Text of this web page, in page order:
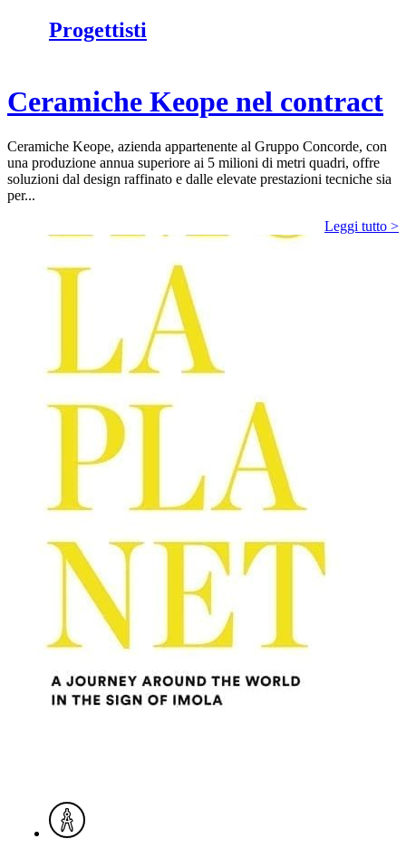
Progettisti
Ceramiche Keope nel contract
Ceramiche Keope, azienda appartenente al Gruppo Concorde, con
una produzione annua superiore ai 5 milioni di metri quadri, offre
soluzioni dal design raffinato e dalle elevate prestazioni tecniche sia
per...
Leggi tutto >